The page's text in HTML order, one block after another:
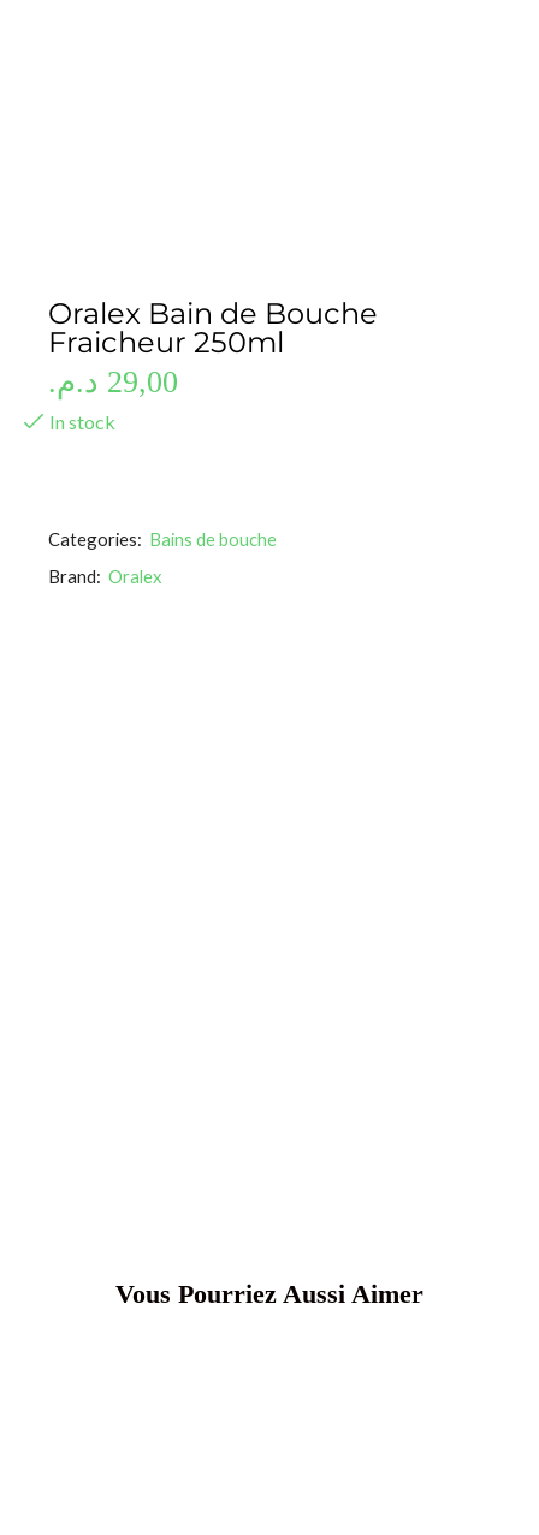
Oralex Bain de Bouche
Fraicheur 250ml
29,00 د.م.
In stock
Categories: Bains de bouche
Brand: Oralex
Vous Pourriez Aussi Aimer